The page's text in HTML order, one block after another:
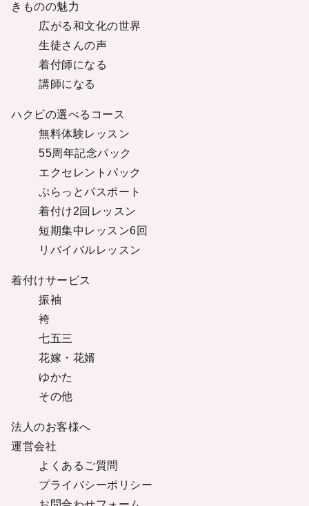
きものの魅力
広がる和文化の世界
生徒さんの声
着付師になる
講師になる
ハクビの選べるコース
無料体験レッスン
55周年記念パック
エクセレントパック
ぷらっとパスポート
着付け2回レッスン
短期集中レッスン6回
リバイバルレッスン
着付けサービス
振袖
袴
七五三
花嫁・花婿
ゆかた
その他
法人のお客様へ
運営会社
よくあるご質問
プライバシーポリシー